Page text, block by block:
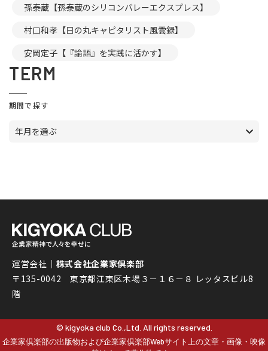
孫泰蔵【孫泰蔵のシリコンバレーエクスプレス】
村口和孝【日の丸キャピタリスト風雲録】
安岡定子【『論語』を実践に活かす】
TERM
期間で探す
年月を選ぶ
運営会社｜ 株式会社企業家倶楽部
〒135-0042 東京都江東区木場３－１６－８ レッタスビル8
階
© kigyoka club Co.,Ltd. All rights reserved.
企業家倶楽部の出版物および企業家倶楽部Webサイト上の文章・画像・映像